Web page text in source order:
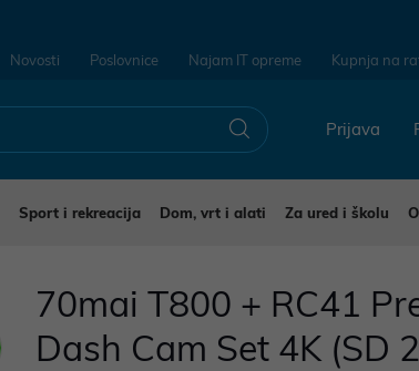
Novosti Poslovnice Najam IT opreme Kupnja na
Prijava
Sport i rekreacija Dom, vrt i alati Za ured i školu
70mai T800 + RC41
Dash Cam Set 4K (SD